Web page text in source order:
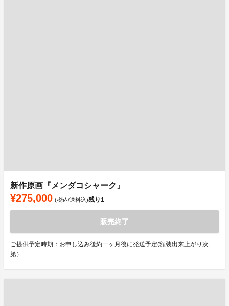
新作原画『メンダコシャーク』
¥275,000 (税込/送料込)残り1
販売終了
ご提供予定時期：お申し込み後約一ヶ月後に発送予定(額装出来上がり次
第）